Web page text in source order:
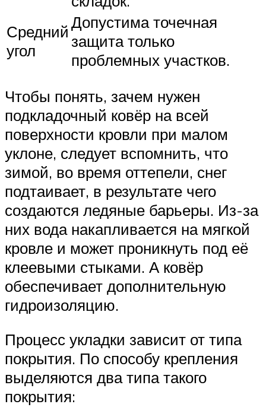
Средний
угол
Допустима точечная
защита только
проблемных участков.
Чтобы понять, зачем нужен
подкладочный ковёр на всей
поверхности кровли при малом
уклоне, следует вспомнить, что
зимой, во время оттепели, снег
подтаивает, в результате чего
создаются ледяные барьеры. Из-за
них вода накапливается на мягкой
кровле и может проникнуть под её
клеевыми стыками. А ковёр
обеспечивает дополнительную
гидроизоляцию.
Процесс укладки зависит от типа
покрытия. По способу крепления
выделяются два типа такого
покрытия: